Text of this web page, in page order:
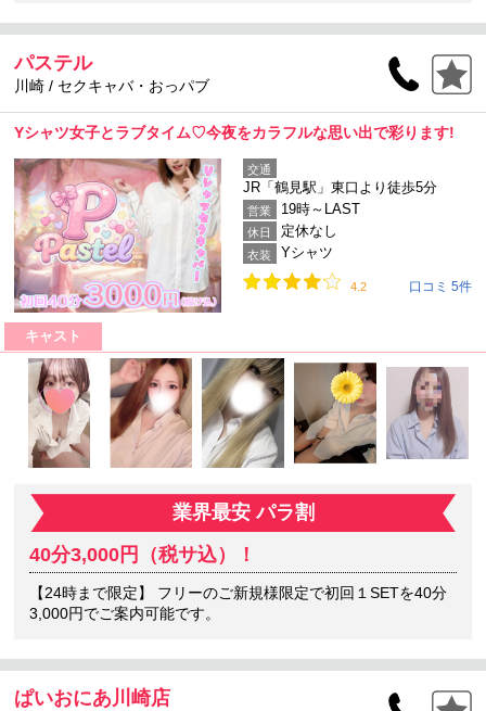
パステル
川崎 / セクキャバ・おっパブ
Yシャツ女子とラブタイム♡今夜をカラフルな思い出で彩ります!
交通
JR「鶴見駅」東口より徒歩5分
営業 19時～LAST
休日 定休なし
衣装 Yシャツ
4.2 口コミ 5件
キャスト
業界最安 パラ割
40分3,000円（税サ込）！
【24時まで限定】 フリーのご新規様限定で初回１SETを40分
3,000円でご案内可能です。
ぱいおにあ川崎店